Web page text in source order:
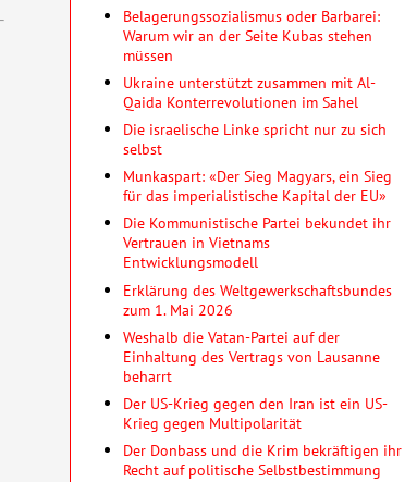
Belagerungssozialismus oder Barbarei:
Warum wir an der Seite Kubas stehen
müssen
Ukraine unterstützt zusammen mit Al-
Qaida Konterrevolutionen im Sahel
Die israelische Linke spricht nur zu sich
selbst
Munkaspart: «Der Sieg Magyars, ein Sieg
für das imperialistische Kapital der EU»
Die Kommunistische Partei bekundet ihr
Vertrauen in Vietnams
Entwicklungsmodell
Erklärung des Weltgewerkschaftsbundes
zum 1. Mai 2026
Weshalb die Vatan-Partei auf der
Einhaltung des Vertrags von Lausanne
beharrt
Der US-Krieg gegen den Iran ist ein US-
Krieg gegen Multipolarität
Der Donbass und die Krim bekräftigen ihr
Recht auf politische Selbstbestimmung